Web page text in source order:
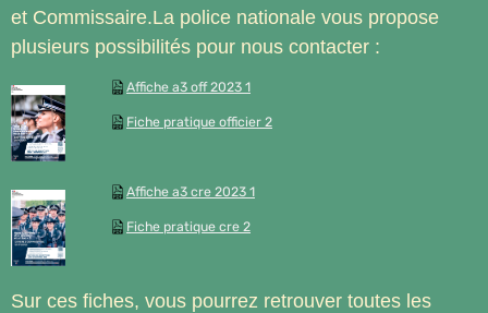
et Commissaire.La police nationale vous propose
plusieurs possibilités pour nous contacter :
Affiche a3 off 2023 1
Fiche pratique officier 2
Affiche a3 cre 2023 1
Fiche pratique cre 2
Sur ces fiches, vous pourrez retrouver toutes les